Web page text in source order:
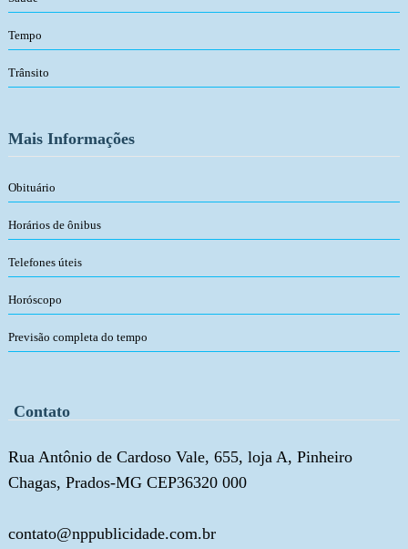
Tempo
Trânsito
Mais Informações
Obituário
Horários de ônibus
Telefones úteis
Horóscopo
Previsão completa do tempo
Contato
Rua Antônio de Cardoso Vale, 655, loja A, Pinheiro
Chagas, Prados-MG CEP36320 000
contato@nppublicidade.com.br